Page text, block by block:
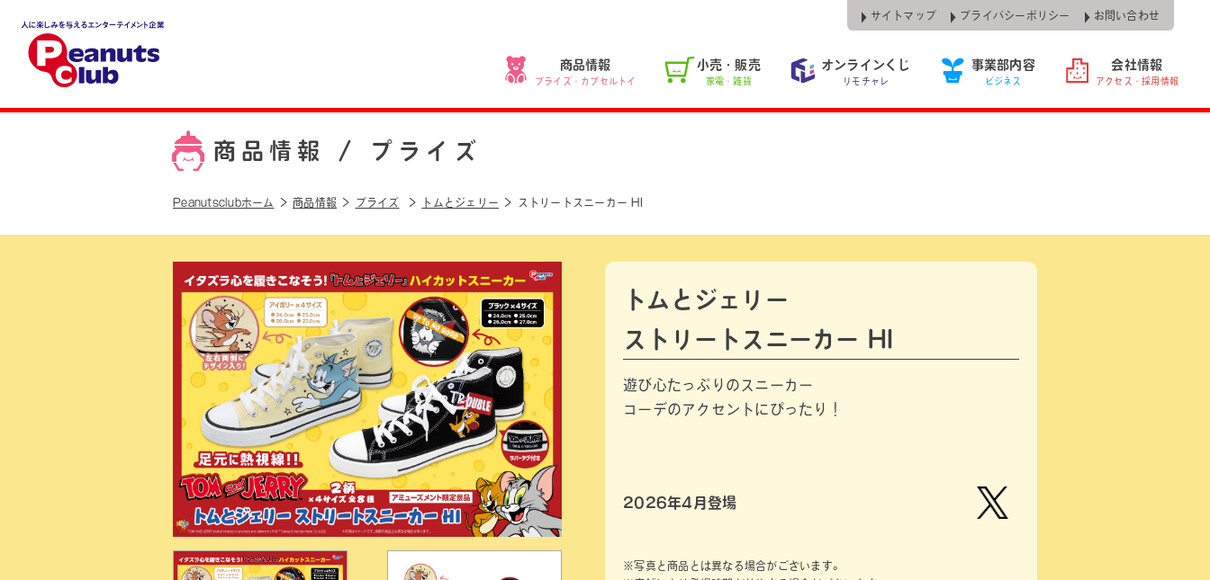
サイトマップ プライバシーポリシー お問い合わせ
商品情報
プライズ・カプセルトイ
小売・販売
家電・雑貨
オンラインくじ
リモチャレ
事業部内容
ビジネス
会社情報
アクセス・採用情報
商品情報 / プライズ
Peanutsclubホーム 商品情報 プライズ トムとジェリー ストリートスニーカー HI
トムとジェリー
ストリートスニーカー HI
遊び心たっぷりのスニーカー
コーデのアクセントにぴったり！
2026年4月登場
※写真と商品とは異なる場合がございます。